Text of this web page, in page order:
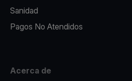
Sanidad
Pagos No Atendidos
Acerca de